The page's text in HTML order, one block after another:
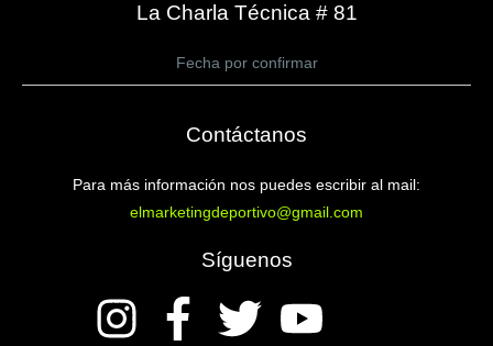
La Charla Técnica # 81
Fecha por confirmar
Contáctanos
Para más información nos puedes escribir al mail:
elmarketingdeportivo@gmail.com
Síguenos